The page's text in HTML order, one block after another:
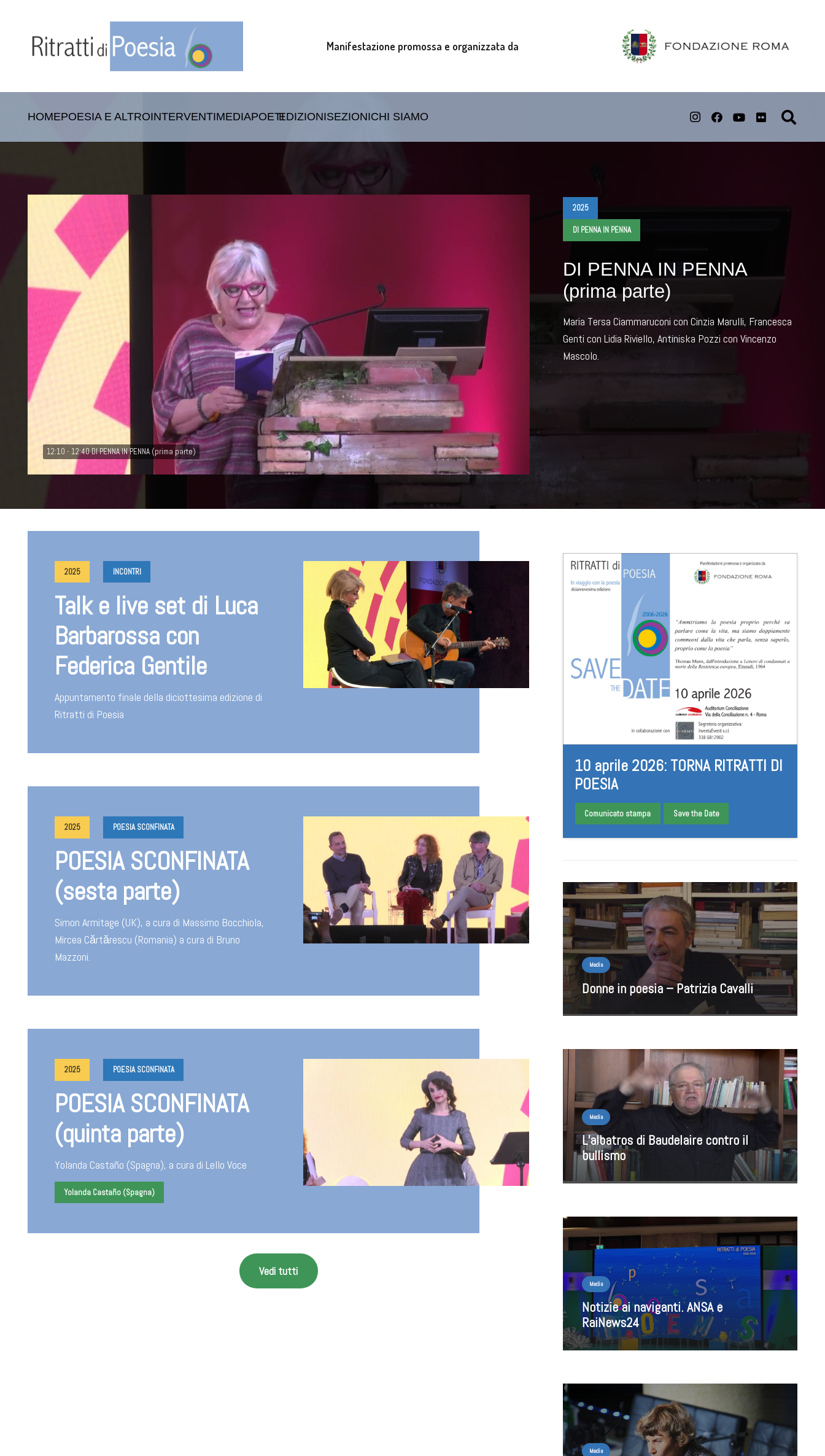
Manifestazione promossa e organizzata da
HOMEPOESIA E ALTROINTERVENTIMEDIAPOETIEDIZIONISEZIONICHI SIAMO
12:10 - 12:40 DI PENNA IN PENNA (prima parte)
2025
DI PENNA IN PENNA
DI PENNA IN PENNA
(prima parte)
Maria Tersa Ciammaruconi con Cinzia Marulli, Francesca
Genti con Lidia Riviello, Antiniska Pozzi con Vincenzo
Mascolo.
2025 INCONTRI
Talk e live set di Luca
Barbarossa con
Federica Gentile
Appuntamento finale della diciottesima edizione di
Ritratti di Poesia
2025 POESIA SCONFINATA
POESIA SCONFINATA
(sesta parte)
Simon Armitage (UK), a cura di Massimo Bocchiola,
Mircea Cărtărescu (Romania) a cura di Bruno
Mazzoni.
2025 POESIA SCONFINATA
POESIA SCONFINATA
(quinta parte)
Yolanda Castaño (Spagna), a cura di Lello Voce
Yolanda Castaño (Spagna)
Vedi tutti
10 aprile 2026: TORNA RITRATTI DI
POESIA
Comunicato stampa Save the Date
Media
Donne in poesia – Patrizia Cavalli
Media
L’albatros di Baudelaire contro il
bullismo
Media
Notizie ai naviganti. ANSA e
RaiNews24
Media